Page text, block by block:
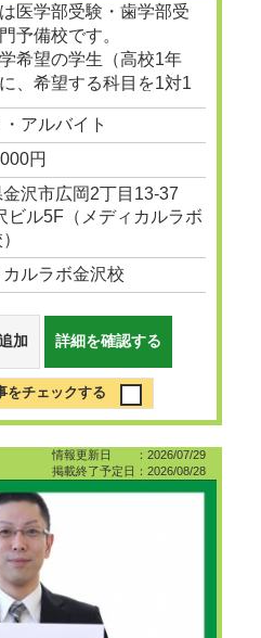
医学部受験・歯学部受
予備校です。
希望の学生（高校1年
、希望する科目を1対1
ます。
アルバイト
円
金沢市広岡2丁目13-37
ビル5F（メディカルラボ
カルラボ金沢校
加 詳細を確認する
をチェックする
情報更新日 ：2026/07/29
掲載終了予定日：2026/08/28